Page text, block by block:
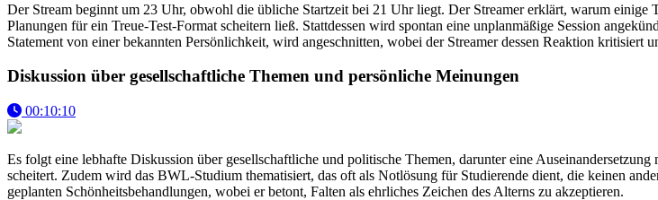
Der Stream beginnt um 23 Uhr, obwohl die übliche Startzeit bei 21 Uhr liegt. Der Streamer erklärt, warum einige
Planungen für ein Treue-Test-Format scheitern ließ. Stattdessen wird spontan eine unplanmäßige Session
Statement von einer bekannten Persönlichkeit, wird angeschnitten, wobei der Streamer dessen Reaktion kritisiert
Diskussion über gesellschaftliche Themen und persönliche Meinungen
00:10:10
Es folgt eine lebhafte Diskussion über gesellschaftliche und politische Themen, darunter eine
scheitert. Zudem wird das BWL-Studium thematisiert, das oft als Notlösung für Studierende dient, die keinen
geplanten Schönheitsbehandlungen, wobei er betont, Falten als ehrliches Zeichen des Alterns zu akzeptieren.